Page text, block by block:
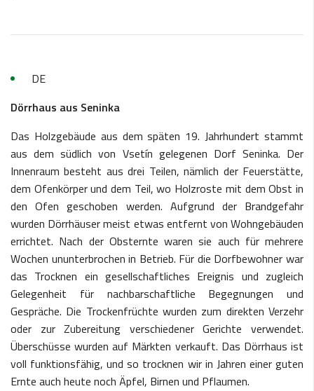
DE
Dörrhaus aus Seninka
Das Holzgebäude aus dem späten 19. Jahrhundert stammt
aus dem südlich von Vsetín gelegenen Dorf Seninka. Der
Innenraum besteht aus drei Teilen, nämlich der Feuerstätte,
dem Ofenkörper und dem Teil, wo Holzroste mit dem Obst in
den Ofen geschoben werden. Aufgrund der Brandgefahr
wurden Dörrhäuser meist etwas entfernt von Wohngebäuden
errichtet. Nach der Obsternte waren sie auch für mehrere
Wochen ununterbrochen in Betrieb. Für die Dorfbewohner war
das Trocknen ein gesellschaftliches Ereignis und zugleich
Gelegenheit für nachbarschaftliche Begegnungen und
Gespräche. Die Trockenfrüchte wurden zum direkten Verzehr
oder zur Zubereitung verschiedener Gerichte verwendet.
Überschüsse wurden auf Märkten verkauft. Das Dörrhaus ist
voll funktionsfähig, und so trocknen wir in Jahren einer guten
Ernte auch heute noch Äpfel, Birnen und Pflaumen.